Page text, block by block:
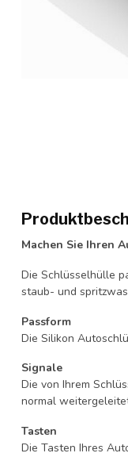
Machen Sie Ihren
Die Schlüsselhülle
staub- und
Passform
Die Silikon
Signale
Die von Ihrem
normal
Tasten
Die Tasten Ihres